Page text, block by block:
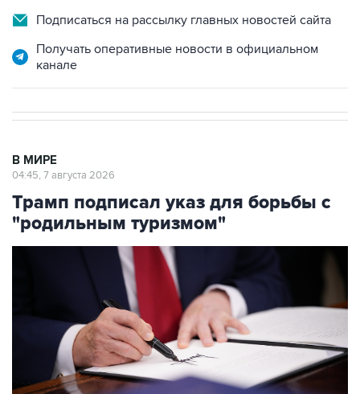
Подписаться на рассылку главных новостей сайта
Получать оперативные новости в официальном
канале
В МИРЕ
04:45, 7 августа 2026
Трамп подписал указ для борьбы с
"родильным туризмом"